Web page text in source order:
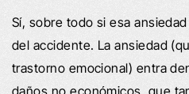
Sí, sobre todo si esa
del accidente. La ansiedad
trastorno emocional) entra
daños no económicos, que